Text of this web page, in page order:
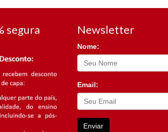
segura Newsletter
Nome:
Email:
Enviar